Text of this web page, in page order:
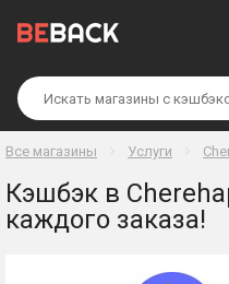
Все магазины Услуги
Кэшбэк в
каждого заказа!